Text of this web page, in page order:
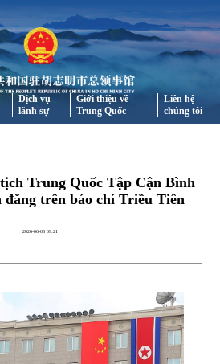
Dịch vụ
lãnh sự
Giới thiệu về
Trung Quốc
Liên hệ
chúng tôi
Trung Quốc Tập Cận Bình
đăng trên báo chí Triều Tiên
2026-06-08 09:21